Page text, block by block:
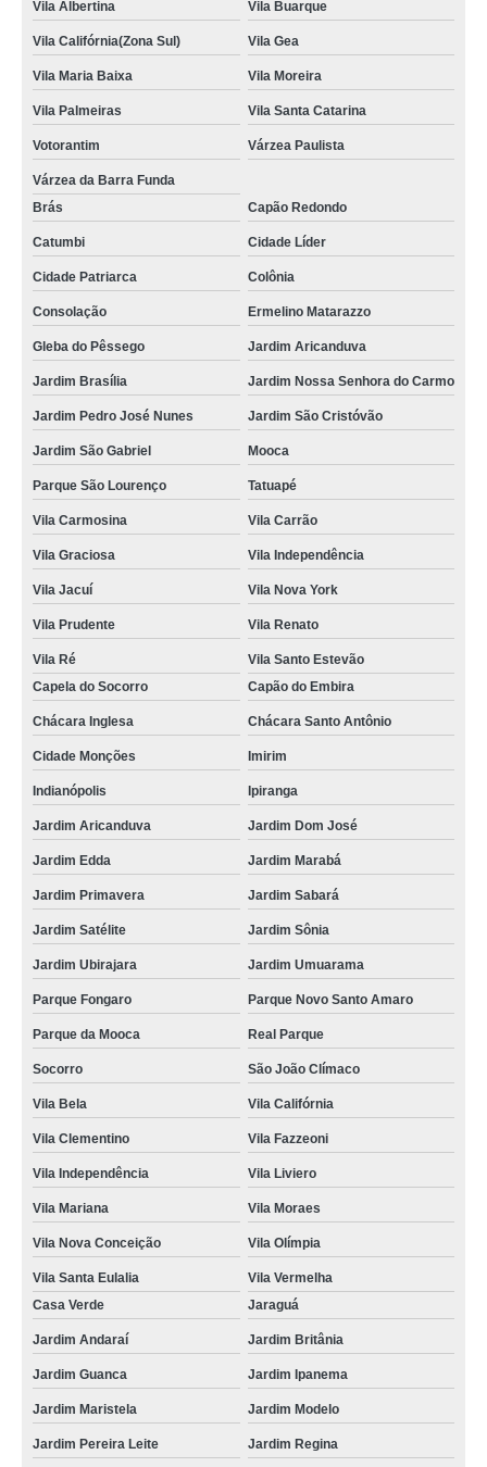
Vila Albertina Vila Buarque
Vila Califórnia(Zona Sul) Vila Gea
Vila Maria Baixa Vila Moreira
Vila Palmeiras Vila Santa Catarina
Votorantim Várzea Paulista
Várzea da Barra Funda
Brás
Capão Redondo
Catumbi Cidade Líder
Cidade Patriarca Colônia
Consolação Ermelino Matarazzo
Gleba do Pêssego Jardim Aricanduva
Jardim Brasília Jardim Nossa Senhora do Carmo
Jardim Pedro José Nunes Jardim São Cristóvão
Jardim São Gabriel Mooca
Parque São Lourenço Tatuapé
Vila Carmosina Vila Carrão
Vila Graciosa Vila Independência
Vila Jacuí Vila Nova York
Vila Prudente Vila Renato
Vila Ré
Vila Santo Estevão
Capela do Socorro
Capão do Embira
Chácara Inglesa Chácara Santo Antônio
Cidade Monções Imirim
Indianópolis Ipiranga
Jardim Aricanduva Jardim Dom José
Jardim Edda Jardim Marabá
Jardim Primavera Jardim Sabará
Jardim Satélite Jardim Sônia
Jardim Ubirajara Jardim Umuarama
Parque Fongaro Parque Novo Santo Amaro
Parque da Mooca Real Parque
Socorro São João Clímaco
Vila Bela Vila Califórnia
Vila Clementino Vila Fazzeoni
Vila Independência Vila Liviero
Vila Mariana Vila Moraes
Vila Nova Conceição Vila Olímpia
Vila Santa Eulalia
Vila Vermelha
Casa Verde
Jaraguá
Jardim Andaraí Jardim Britânia
Jardim Guanca Jardim Ipanema
Jardim Maristela Jardim Modelo
Jardim Pereira Leite Jardim Regina